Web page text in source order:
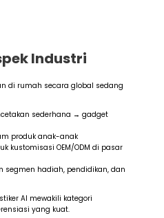
Industri
di rumah secara global sedang
sederhana → gadget
produk anak-anak
kustomisasi OEM/ODM di pasar
segmen hadiah, pendidikan, dan
AI mewakili kategori
yang kuat.